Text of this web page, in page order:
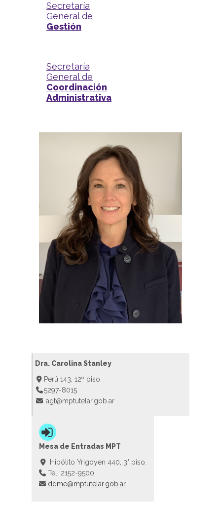
Secretaría
General de
Gestión
Secretaría
General de
Coordinación
Administrativa
Dra. Carolina Stanley
Perú 143, 12º piso.
5297-8015
agt@mptutelar.gob.ar
Mesa de Entradas MPT
Hipólito Yrigoyen 440, 3° piso.
Tel. 2152-9500
ddme@mptutelar.gob.ar